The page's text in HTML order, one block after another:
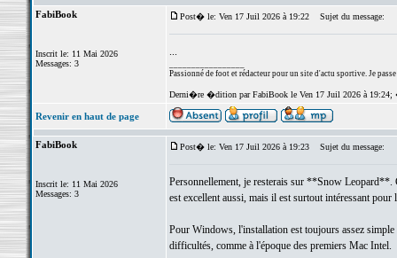
FabiBook
Inscrit le: 11 Mai 2026
Messages: 3
Post� le: Ven 17 Juil 2026 à 19:22 Sujet du message:
...
Passionné de foot et rédacteur pour un site d'actu sportive. Je
Derni�re �dition par FabiBook le Ven 17 Juil 2026 à
Revenir en haut de page
FabiBook
Inscrit le: 11 Mai 2026
Messages: 3
Post� le: Ven 17 Juil 2026 à 19:23 Sujet du message:
Personnellement, je resterais sur **Snow Leopard**.
est excellent aussi, mais il est surtout intéressant pour
Pour Windows, l'installation est toujours assez
difficultés, comme à l'époque des premiers Mac Intel.